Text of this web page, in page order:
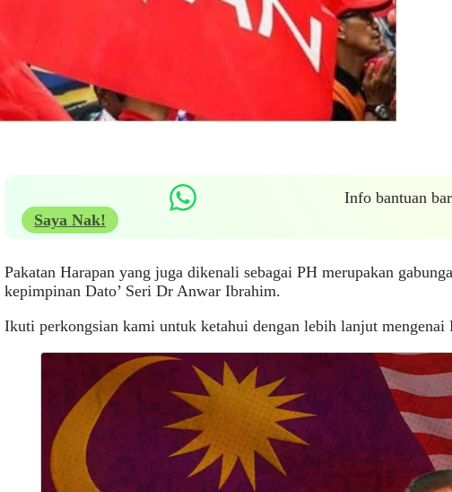
Info bantuan
Saya Nak!
Pakatan Harapan yang juga dikenali sebagai PH merupakan
kepimpinan Dato’ Seri Dr Anwar Ibrahim.
Ikuti perkongsian kami untuk ketahui dengan lebih lanjut mengenai